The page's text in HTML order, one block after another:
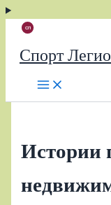
Спорт
Истории